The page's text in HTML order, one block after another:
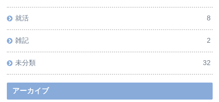
就活 8
雑記 2
未分類 32
アーカイブ